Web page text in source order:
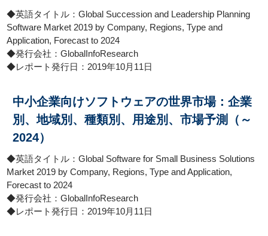
◆英語タイトル：Global Succession and Leadership Planning
Software Market 2019 by Company, Regions, Type and
Application, Forecast to 2024
◆発行会社：GlobalInfoResearch
◆レポート発行日：2019年10月11日
中小企業向けソフトウェアの世界市場：企業
別、地域別、種類別、用途別、市場予測（～
2024）
◆英語タイトル：Global Software for Small Business Solutions
Market 2019 by Company, Regions, Type and Application,
Forecast to 2024
◆発行会社：GlobalInfoResearch
◆レポート発行日：2019年10月11日